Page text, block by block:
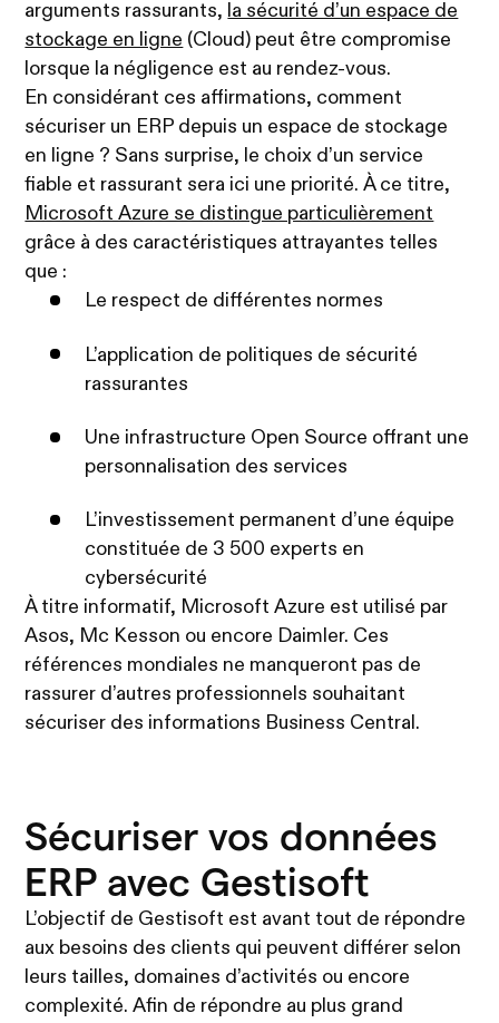
arguments rassurants, la sécurité d’un espace de
stockage en ligne (Cloud) peut être compromise
lorsque la négligence est au rendez-vous.
En considérant ces affirmations, comment
sécuriser un ERP depuis un espace de stockage
en ligne ? Sans surprise, le choix d’un service
fiable et rassurant sera ici une priorité. À ce titre,
Microsoft Azure se distingue particulièrement
grâce à des caractéristiques attrayantes telles
que :
Le respect de différentes normes
L’application de politiques de sécurité
rassurantes
Une infrastructure Open Source offrant une
personnalisation des services
L’investissement permanent d’une équipe
constituée de 3 500 experts en
cybersécurité
À titre informatif, Microsoft Azure est utilisé par
Asos, Mc Kesson ou encore Daimler. Ces
références mondiales ne manqueront pas de
rassurer d’autres professionnels souhaitant
sécuriser des informations Business Central.
Sécuriser vos données
ERP avec Gestisoft
L’objectif de Gestisoft est avant tout de répondre
aux besoins des clients qui peuvent différer selon
leurs tailles, domaines d’activités ou encore
complexité. Afin de répondre au plus grand